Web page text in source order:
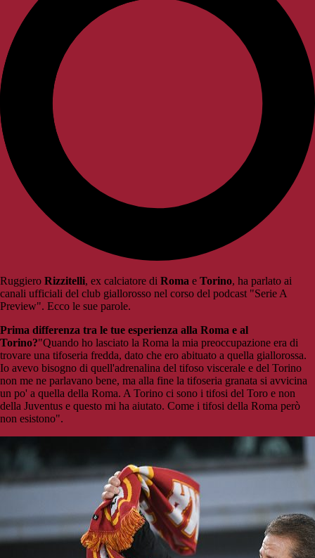
Ruggiero Rizzitelli, ex calciatore di Roma e Torino, ha parlato ai
canali ufficiali del club giallorosso nel corso del podcast "Serie A
Preview". Ecco le sue parole.
Prima differenza tra le tue esperienza alla Roma e al
Torino?"Quando ho lasciato la Roma la mia preoccupazione era di
trovare una tifoseria fredda, dato che ero abituato a quella giallorossa.
Io avevo bisogno di quell'adrenalina del tifoso viscerale e del Torino
non me ne parlavano bene, ma alla fine la tifoseria granata si avvicina
un po' a quella della Roma. A Torino ci sono i tifosi del Toro e non
della Juventus e questo mi ha aiutato. Come i tifosi della Roma però
non esistono".